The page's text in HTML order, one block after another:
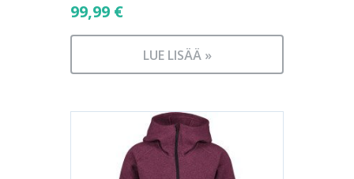
99,99 €
LUE LISÄÄ »